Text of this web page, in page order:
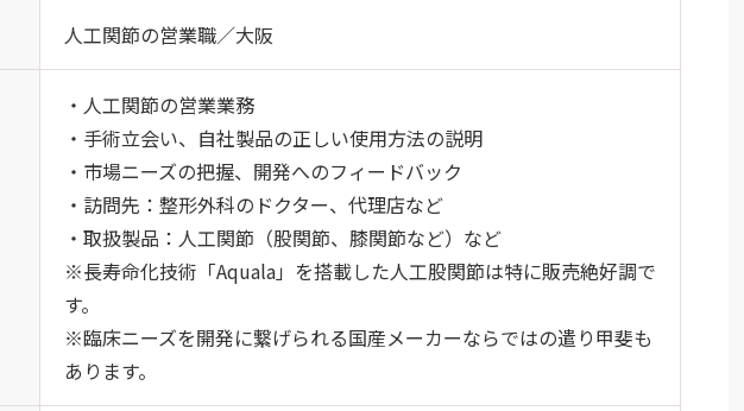
人工関節の営業職／大阪
・人工関節の営業業務
・手術立会い、自社製品の正しい使用方法の説明
・市場ニーズの把握、開発へのフィードバック
・訪問先：整形外科のドクター、代理店など
・取扱製品：人工関節（股関節、膝関節など）など
※長寿命化技術「Aquala」を搭載した人工股関節は特に販売絶好調で
す。
※臨床ニーズを開発に繋げられる国産メーカーならではの遣り甲斐も
あります。